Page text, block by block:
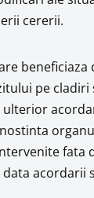
cererii.
beneficiaza
pe cladiri
ulterior
fata
data acordarii